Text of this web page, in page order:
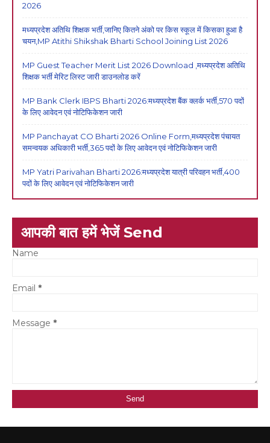
2026
मध्यप्रदेश अतिथि शिक्षक भर्ती,जानिए कितने अंको पर किस स्कूल में किसका हुआ है
चयन,MP Atithi Shikshak Bharti School Joining List 2026
MP Guest Teacher Merit List 2026 Download ,मध्यप्रदेश अतिथि
शिक्षक भर्ती मेरिट लिस्ट जारी डाउनलोड करें
MP Bank Clerk IBPS Bharti 2026:मध्यप्रदेश बैंक क्लर्क भर्ती,570 पदों
के लिए आवेदन एवं नोटिफिकेशन जारी
MP Panchayat CO Bharti 2026 Online Form,मध्यप्रदेश पंचायत
समन्वयक अधिकारी भर्ती,365 पदों के लिए आवेदन एवं नोटिफिकेशन जारी
MP Yatri Parivahan Bharti 2026:मध्यप्रदेश यात्री परिवहन भर्ती,400
पदों के लिए आवेदन एवं नोटिफिकेशन जारी
आपकी बात हमें भेजें Send
Name
Email *
Message *